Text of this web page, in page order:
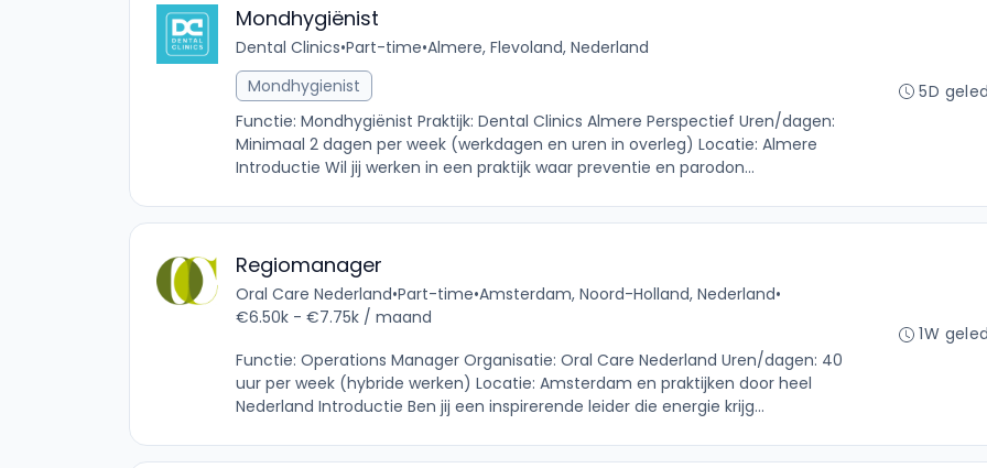
Mondhygiënist
Dental Clinics•Part-time•Almere, Flevoland, Nederland
Mondhygienist
Functie: Mondhygiënist Praktijk: Dental Clinics Almere Perspectief Uren/dagen:
Minimaal 2 dagen per week (werkdagen en uren in overleg) Locatie: Almere
Introductie Wil jij werken in een praktijk waar preventie en parodon...
5D
Regiomanager
Oral Care Nederland•Part-time•Amsterdam, Noord-Holland, Nederland•
€6.50k - €7.75k / maand
Functie: Operations Manager Organisatie: Oral Care Nederland Uren/dagen: 40
uur per week (hybride werken) Locatie: Amsterdam en praktijken door heel
Nederland Introductie Ben jij een inspirerende leider die energie krijg...
1W